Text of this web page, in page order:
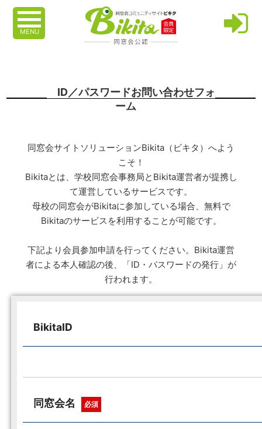
MENU
ID／パスワードお問い合わせフォ
ーム
同窓会サイトソリューションBikita（ビキタ）へよう
こそ！
Bikitaとは、学校同窓会事務局とBikita運営者が提携し
て運営しているサービスです。
母校の同窓会がBikitaに参加している場合、無料で
Bikitaのサービスを利用することが可能です。
下記より会員参加申請を行ってください。Bikita運営
者による本人確認の後、「ID・パスワードの発行」が
行われます。
BikitaID
同窓会名 必須